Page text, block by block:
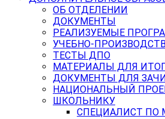
ОБ ОТДЕЛЕНИИ
ДОКУМЕНТЫ
РЕАЛИЗУЕМЫЕ
УЧЕБНО-
ТЕСТЫ ДПО
МАТЕРИАЛЫ ДЛЯ
ДОКУМЕНТЫ ДЛЯ
НАЦИОНАЛЬНЫЙ
ШКОЛЬНИКУ
СПЕЦИАЛИСТ ПО